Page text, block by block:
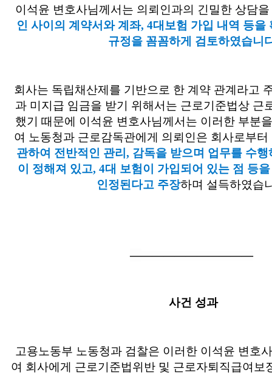
이석윤 변호사님께서는 의뢰인과의 긴밀한 상담
인 사이의 계약서와 계좌, 4대보험 가입 내역 등을
규정을 꼼꼼하게 검토하였습니
회사는 독립채산제를 기반으로 한 계약 관계라고
과 미지급 임금을 받기 위해서는 근로기준법상 근
했기 때문에 이석윤 변호사님께서는 이러한 부분
여 노동청과 근로감독관에게 의뢰인은 회사로부터
관하여 전반적인 관리, 감독을 받으며 업무를 수
이 정해져 있고, 4대 보험이 가입되어 있는 점 등
인정된다고 주장하며 설득하였습
―――――――――――
사건 성과
고용노동부 노동청과 검찰은 이러한 이석윤 변호
여 회사에게 근로기준법위반 및 근로자퇴직급여보